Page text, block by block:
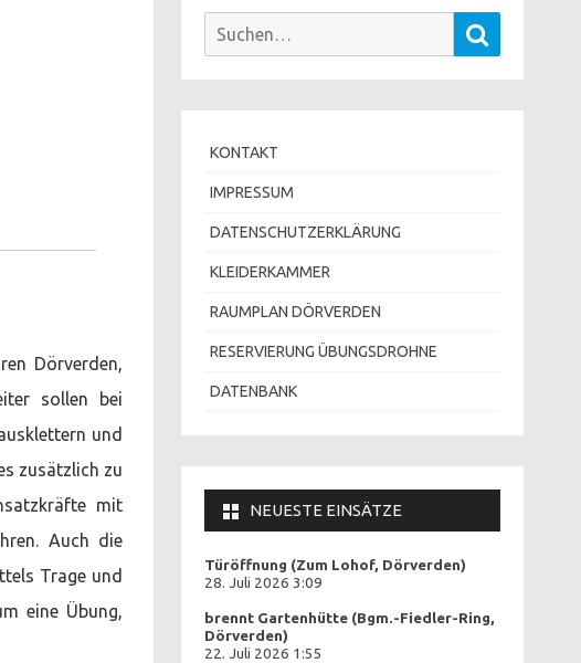
Dörverden,
sollen bei
und
zusätzlich zu
mit
Auch die
Trage und
eine Übung,
Suchen
KONTAKT
IMPRESSUM
DATENSCHUTZERKLÄRUNG
KLEIDERKAMMER
RAUMPLAN DÖRVERDEN
RESERVIERUNG ÜBUNGSDROHNE
DATENBANK
NEUESTE EINSÄTZE
Türöffnung (Zum Lohof, Dörverden)
28. Juli 2026 3:09
brennt Gartenhütte (Bgm.-Fiedler-Ring,
Dörverden)
22. Juli 2026 1:55